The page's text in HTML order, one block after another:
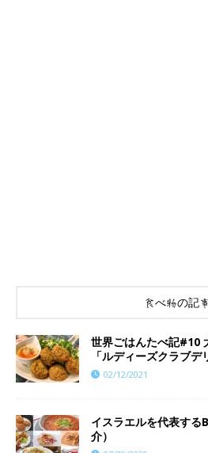
食べ物の記事
世界ごはんたべ記#10
「ルディーズクラブデ
02/12/2021
イスラエルを代表する
介）